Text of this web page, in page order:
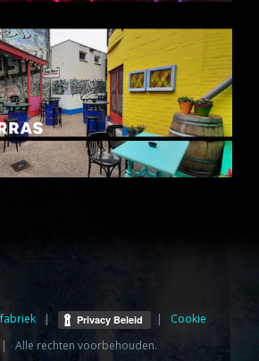
| | Cookie
| Alle rechten voorbehouden.